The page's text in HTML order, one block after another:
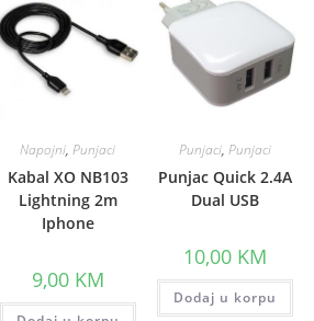
Napojni,Punjaci
Kabal XO NB103
Lightning 2m
Iphone
9,00 KM
Punjaci, Punjaci
Punjac Quick 2.4A
Dual USB
10,00 KM
Dodaj u korpu